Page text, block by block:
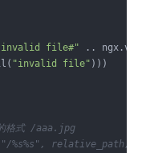
invalid file#" ..
"invalid file" )))
的格式 /aaa.jpg
relative_path,